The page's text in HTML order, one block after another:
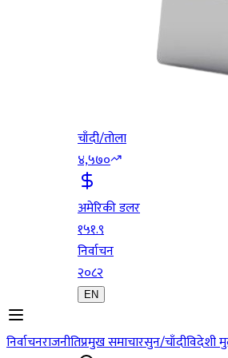
चाँदी/तोला
४,५७०
अमेरिकी डलर
१५१.९
निर्वाचन
२०८२
EN
निर्वाचनराजनीतिप्रमुख समाचारसुन/चाँदीविदेशी